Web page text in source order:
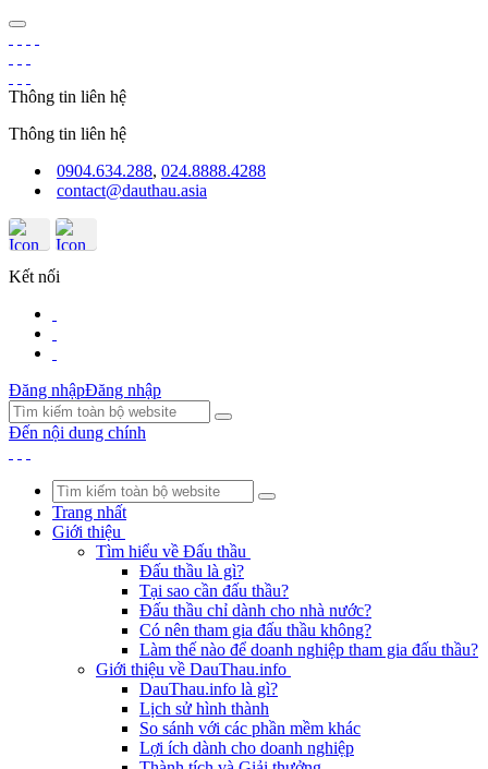
Thông tin liên hệ
Thông tin liên hệ
0904.634.288, 024.8888.4288
contact@dauthau.asia
Kết nối
Đăng nhậpĐăng nhập
Đến nội dung chính
Trang nhất
Giới thiệu
Tìm hiểu về Đấu thầu
Đấu thầu là gì?
Tại sao cần đấu thầu?
Đấu thầu chỉ dành cho nhà nước?
Có nên tham gia đấu thầu không?
Làm thế nào để doanh nghiệp tham gia đấu thầu?
Giới thiệu về DauThau.info
DauThau.info là gì?
Lịch sử hình thành
So sánh với các phần mềm khác
Lợi ích dành cho doanh nghiệp